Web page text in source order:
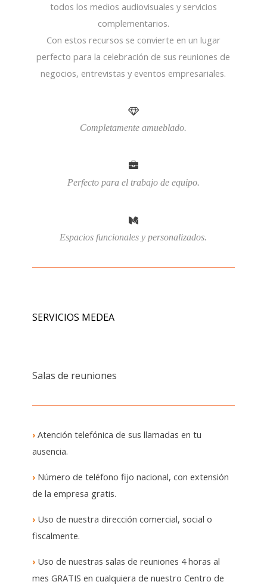
todos los medios audiovisuales y servicios
complementarios.
Con estos recursos se convierte en un lugar
perfecto para la celebración de sus reuniones de
negocios, entrevistas y eventos empresariales.
Completamente amueblado.
Perfecto para el trabajo de equipo.
Espacios funcionales y personalizados.
SERVICIOS MEDEA
Salas de reuniones
› Atención telefónica de sus llamadas en tu
ausencia.
› Número de teléfono fijo nacional, con extensión
de la empresa gratis.
› Uso de nuestra dirección comercial, social o
fiscalmente.
›Uso de nuestras salas de reuniones 4 horas al
mes GRATIS en cualquiera de nuestro Centro de